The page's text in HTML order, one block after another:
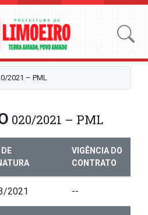
2021 – PML
020/2021 – PML
DE
VIGÊNCIA DO
CONTRATO
2021 --